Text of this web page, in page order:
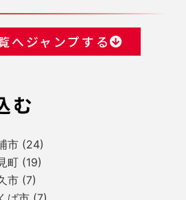
へジャンプする
む
市 (24)
町 (19)
市 (7)